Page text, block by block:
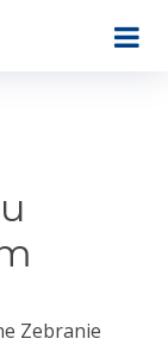
Zebranie